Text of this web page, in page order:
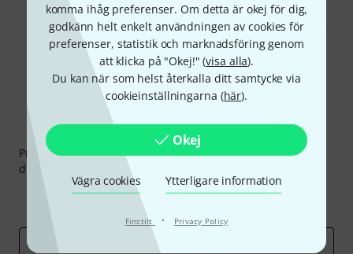
komma ihåg preferenser. Om detta är okej för dig,
godkänn helt enkelt användningen av cookies för
preferenser, statistik och marknadsföring genom
att klicka på "Okej!" (visa alla).
Du kan när som helst återkalla ditt samtycke via
cookieinställningarna (här).
Okej
Vägra cookies Ytterligare information
Finstilt · Privacy Policy
Thomann nyhetsbrev
Prenumererar på Thomanns Nyhetsbrev på engelska och
du kan med lite tur vinna en
Inspirerande inlägg
Erbjudanden
Thomann Insikter